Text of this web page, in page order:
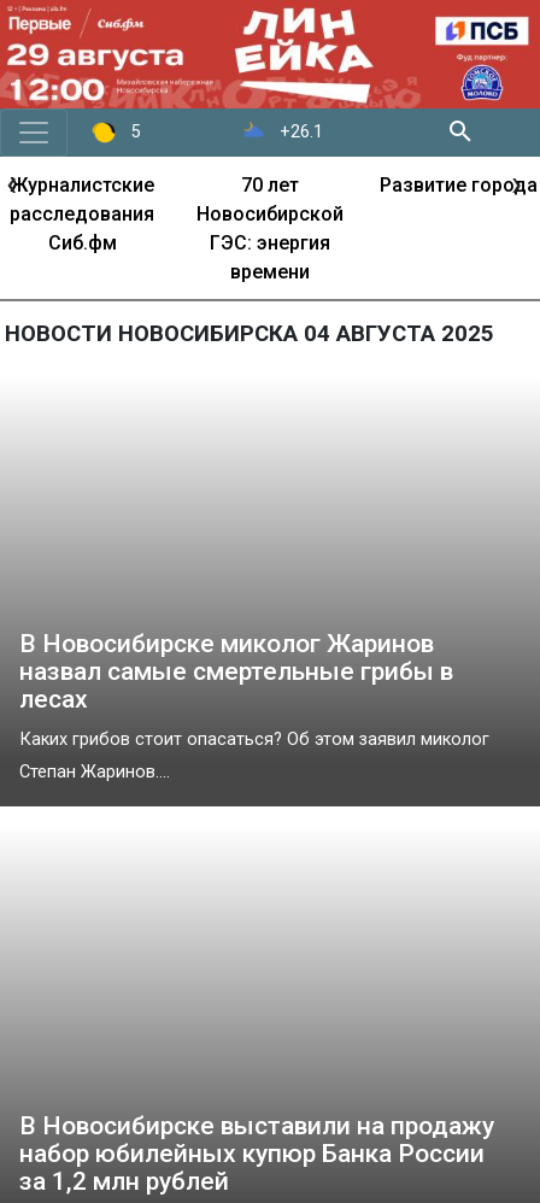
5 +26.1
Журналистские
расследования
Сиб.фм
70 лет
Новосибирской
ГЭС: энергия
времени
Развитие города
‹ ›
НОВОСТИ НОВОСИБИРСКА 04 АВГУСТА 2025
В Новосибирске миколог Жаринов
назвал самые смертельные грибы в
лесах
Каких грибов стоит опасаться? Об этом заявил миколог
Степан Жаринов....
В Новосибирске выставили на продажу
набор юбилейных купюр Банка России
за 1,2 млн рублей